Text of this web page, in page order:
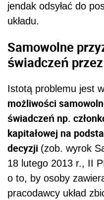
jendak odsyłać do
układu.
Samowolne
świadczeń
Istotą problemu jest
możliwości
świadczeń np.
kapitałowej na
decyzji (zob. wyrok
18 lutego 2013 r., II
o to, by osoby
pracodawcy układ